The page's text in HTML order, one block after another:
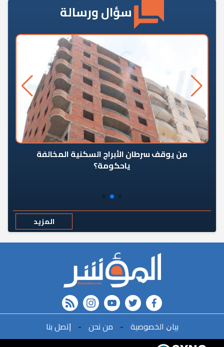
سؤال ورسالة
من يوقف سرطان الأبراج السكنية المخالفة
ياحكومة؟
المزيد
FACEBOOK
twitter
youtube
instagram
rss feed
ﺑﻴﺎﻥ اﻟﺨﺼﻮﺻﻴﺔ - ﻣﻦ ﻧﺤﻦ - ﺇﺗﺼﻞ ﺑﻨﺎ